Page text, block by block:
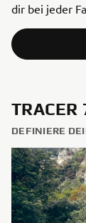
dir bei jeder
TRACER
DEFINIERE